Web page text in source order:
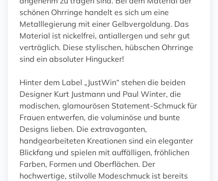
schönen Ohrringe handelt es sich um eine
Metalllegierung mit einer Gelbvergoldung. Das
Material ist nickelfrei, antiallergen und sehr gut
verträglich. Diese stylischen, hübschen Ohrringe
sind ein absoluter Hingucker!
Hinter dem Label „JustWin“ stehen die beiden
Designer Kurt Justmann und Paul Winter, die
modischen, glamourösen Statement-Schmuck für
Frauen entwerfen, die voluminöse und bunte
Designs lieben. Die extravaganten,
handgearbeiteten Kreationen sind ein eleganter
Blickfang und spielen mit auffälligen, fröhlichen
Farben, Formen und Oberflächen. Der
hochwertige, stilvolle Modeschmuck ist bereits